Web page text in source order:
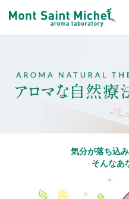
気分が落ち込
そんなあ